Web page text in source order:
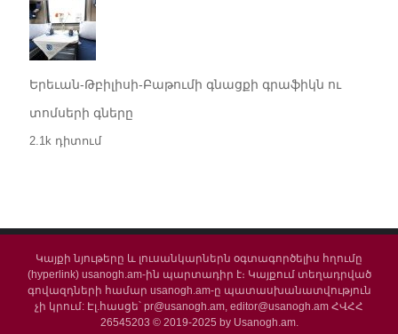
Երեւան-Թբիլիսի-Բաթումի գնացքի գրաֆիկն ու
տոմսերի գները
2.1k դիտում
Կայքի նյութերը և լուսանկարներն օգտագործելիս հղումը
(hyperlink) usanogh.am-ին պարտադիր է։ Կայքում տեղադրված
գովազդների համար usanogh.am-ը պատասխանատվություն
չի կրում: Էլ.հասցե՝ pr@usanogh.am, editor@usanogh.am ՀՎՀՀ
26545203 © 2019-2025 by Usanogh.am.